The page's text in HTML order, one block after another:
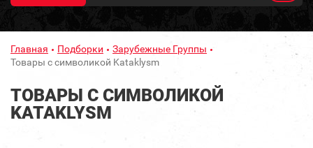
Главная Подборки
Зарубежные Группы
Товары с символикой Kataklysm
ТОВАРЫ С СИМВОЛИКОЙ
KATAKLYSM